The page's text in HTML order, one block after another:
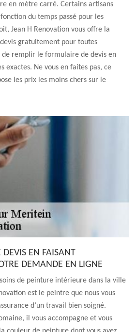
en mètre carré. Certains artisans
du temps passé pour les
Jean H Renovation vous offre la
gratuitement pour toutes
de remplir le formulaire de devis en
exactes. Ne vous en faites pas, ce
les prix les moins chers sur le
DEVIS EN FAISANT
DEMANDE EN LIGNE
de peinture intérieure dans la ville
est le peintre que nous vous
d’un travail bien soigné.
il vous accompagne et vous